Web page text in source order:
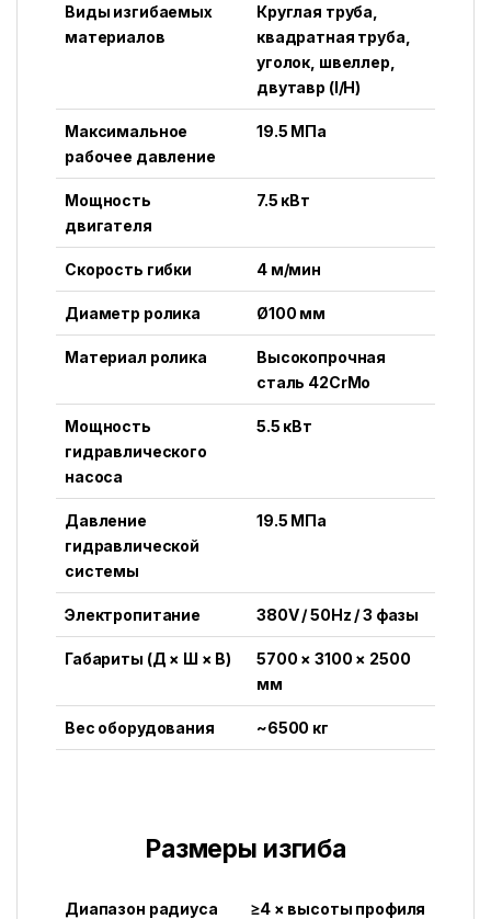
Виды изгибаемых
материалов
Круглая труба,
квадратная труба,
уголок, швеллер,
двутавр (I/H)
Максимальное
рабочее давление
19.5 МПа
Мощность
двигателя
7.5 кВт
Скорость гибки 4 м/мин
Диаметр ролика Ø100 мм
Материал ролика
Высокопрочная
сталь 42CrMo
Мощность
гидравлического
насоса
5.5 кВт
Давление
гидравлической
системы
19.5 МПа
Электропитание 380V / 50Hz / 3 фазы
Габариты (Д × Ш × В)
5700 × 3100 × 2500
мм
Вес оборудования ~6500 кг
Размеры изгиба
Диапазон радиуса
≥4 × высоты профиля